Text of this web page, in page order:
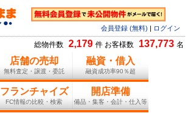
会員登録 (無料) ログイン
総物件数 2,179 件 お客様数 137,773 名
店舗の売却
無料査定・譲渡・委託
融資・借入
融資成功率90％超
フランチャイズ
FC情報の比較・検索
開店準備
備品・集客・会計・仕入等